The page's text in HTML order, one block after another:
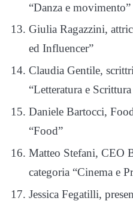
“Danza e movimento”
Giulia Ragazzini,
ed Influencer”
Claudia Gentile,
“Letteratura e
Daniele Bartocci,
“Food”
Matteo Stefani, CEO
categoria “Cinema e
Jessica Fegatilli,